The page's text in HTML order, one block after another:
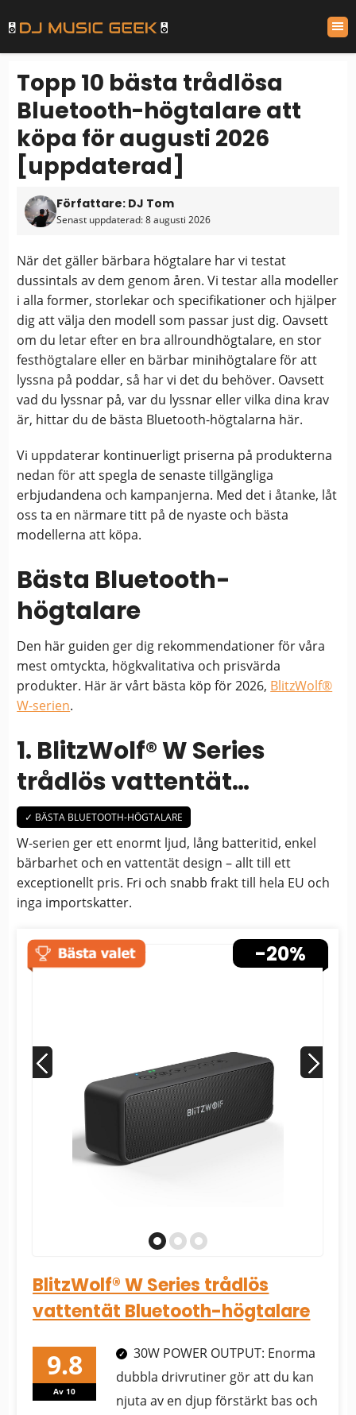
Topp 10 bästa trådlösa
Bluetooth-högtalare att
köpa för augusti 2026
[uppdaterad]
Författare: DJ Tom
Senast uppdaterad: 8 augusti 2026
När det gäller bärbara högtalare har vi testat
dussintals av dem genom åren. Vi testar alla modeller
i alla former, storlekar och specifikationer och hjälper
dig att välja den modell som passar just dig. Oavsett
om du letar efter en bra allroundhögtalare, en stor
festhögtalare eller en bärbar minihögtalare för att
lyssna på poddar, så har vi det du behöver. Oavsett
vad du lyssnar på, var du lyssnar eller vilka dina krav
är, hittar du de bästa Bluetooth-högtalarna här.
Vi uppdaterar kontinuerligt priserna på produkterna
nedan för att spegla de senaste tillgängliga
erbjudandena och kampanjerna. Med det i åtanke, låt
oss ta en närmare titt på de nyaste och bästa
modellerna att köpa.
Bästa Bluetooth-
högtalare
Den här guiden ger dig rekommendationer för våra
mest omtyckta, högkvalitativa och prisvärda
produkter. Här är vårt bästa köp för 2026, BlitzWolf®
W-serien.
1. BlitzWolf® W Series
trådlös vattentät
Bluetooth-högtalare
✓ BÄSTA BLUETOOTH-HÖGTALARE
W-serien ger ett enormt ljud, lång batteritid, enkel
bärbarhet och en vattentät design – allt till ett
exceptionellt pris. Fri och snabb frakt till hela EU och
inga importskatter.
-20%
BlitzWolf® W Series trådlös
vattentät Bluetooth-högtalare
Av 10
30W POWER OUTPUT: Enorma
dubbla drivrutiner gör att du kan
njuta av en djup förstärkt bas och